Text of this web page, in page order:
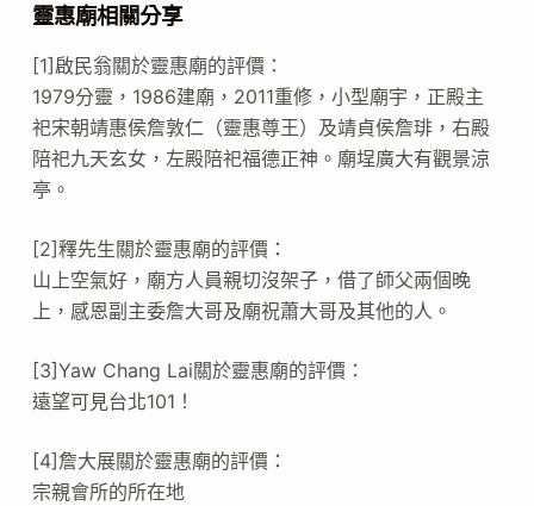
靈惠廟相關分享
[1]啟民翁關於靈惠廟的評價：
1979分靈，1986建廟，2011重修，小型廟宇，正殿主
祀宋朝靖惠侯詹敦仁（靈惠尊王）及靖貞侯詹琲，右殿
陪祀九天玄女，左殿陪祀福德正神。廟埕廣大有觀景涼
亭。
[2]釋先生關於靈惠廟的評價：
山上空氣好，廟方人員親切沒架子，借了師父兩個晚
上，感恩副主委詹大哥及廟祝蕭大哥及其他的人。
[3]Yaw Chang Lai關於靈惠廟的評價：
遠望可見台北101！
[4]詹大展關於靈惠廟的評價：
宗親會所的所在地